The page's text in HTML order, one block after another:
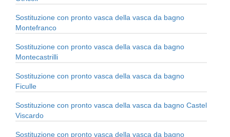
Sostituzione con pronto vasca della vasca da bagno
Montefranco
Sostituzione con pronto vasca della vasca da bagno
Montecastrilli
Sostituzione con pronto vasca della vasca da bagno
Ficulle
Sostituzione con pronto vasca della vasca da bagno Castel
Viscardo
Sostituzione con pronto vasca della vasca da bagno